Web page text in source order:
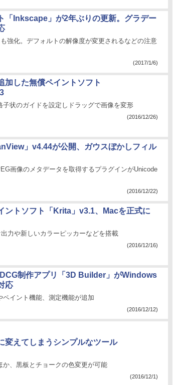
「Inkscape」が2年ぶりの更新。グラデー
強化。デフォルトの解像度が変更されるなどの注意
(2017/1/6)
加した無償ペイントソフト
子状のガイドを設定しドラッグで画像を変形
(2016/12/26)
」v4.44が公開、ガウスぼかしフィル
画像のメタデータを取得するプラグインがUnicode
(2016/12/22)
ントソフト「Krita」v3.1、Macを正式に
出力や新しいカラーピッカーなどを搭載
(2016/12/16)
制作アプリ「3D Builder」がWindows
応
ペイント機能、測定機能が追加
(2016/12/12)
変えてしまうシンプルなツール
か、黒板とチョークの色変更が可能
(2016/12/1)